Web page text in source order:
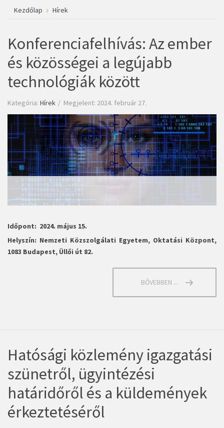
Kezdőlap Hírek
Konferenciafelhívás: Az ember
és közösségei a legújabb
technológiák között
Kategória: Hírek Megjelent: 2024. február 27.
Időpont: 2024. május 15.
Helyszín: Nemzeti Közszolgálati Egyetem, Oktatási Központ,
1083 Budapest, Üllői út 82.
BŐVEBBEN ...
Hatósági közlemény igazgatási
szünetről, ügyintézési
határidőről és a küldemények
érkeztetéséről